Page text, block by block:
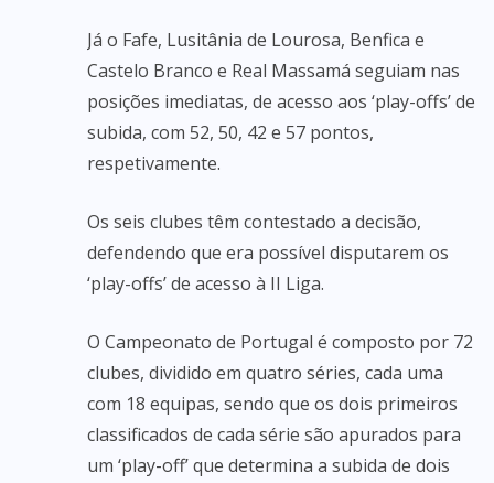
Já o Fafe, Lusitânia de Lourosa, Benfica e
Castelo Branco e Real Massamá seguiam nas
posições imediatas, de acesso aos ‘play-offs’ de
subida, com 52, 50, 42 e 57 pontos,
respetivamente.
Os seis clubes têm contestado a decisão,
defendendo que era possível disputarem os
‘play-offs’ de acesso à II Liga.
O Campeonato de Portugal é composto por 72
clubes, dividido em quatro séries, cada uma
com 18 equipas, sendo que os dois primeiros
classificados de cada série são apurados para
um ‘play-off’ que determina a subida de dois